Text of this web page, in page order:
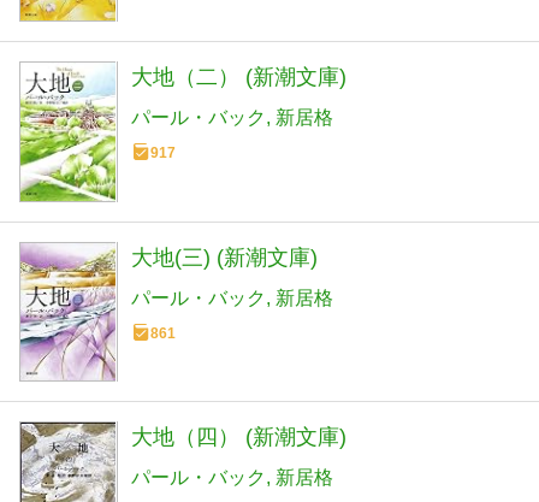
大地（二） (新潮文庫)
パール・バック 新居格
917
大地(三) (新潮文庫)
パール・バック 新居格
861
大地（四） (新潮文庫)
パール・バック 新居格